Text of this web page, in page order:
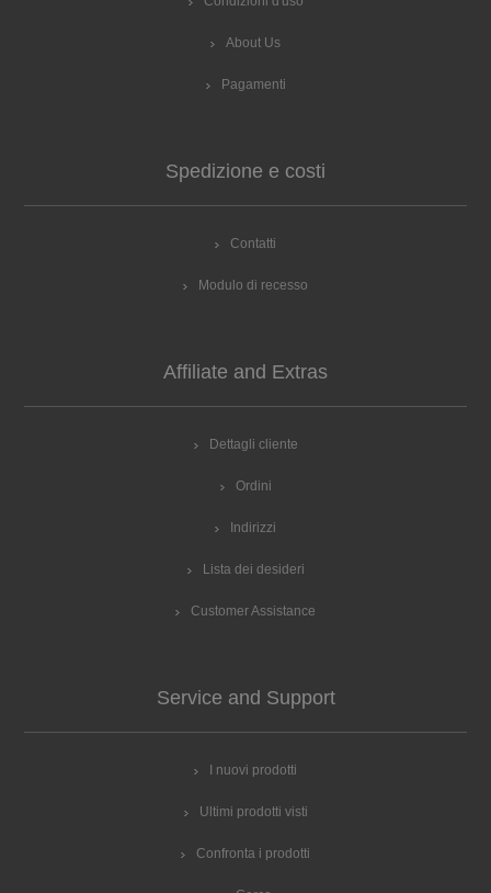
About Us
Pagamenti
Spedizione e costi
Contatti
Modulo di recesso
Affiliate and Extras
Dettagli cliente
Ordini
Indirizzi
Lista dei desideri
Customer Assistance
Service and Support
I nuovi prodotti
Ultimi prodotti visti
Confronta i prodotti